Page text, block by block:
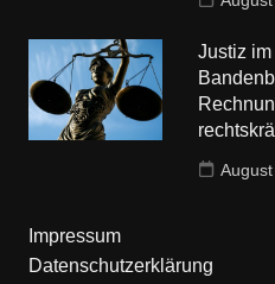
Justiz
Impressum
Datenschutzerklärung